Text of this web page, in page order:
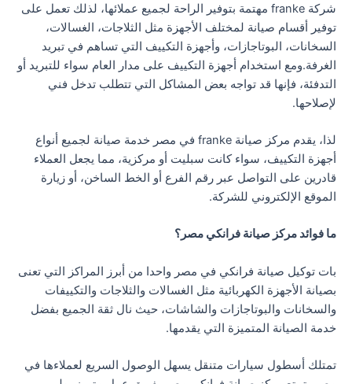
شركة franke مهتمة بتوفير الراحة لجميع عملائها، لذلك تعمل على
توفير أقسام صيانة لمختلف الأجهزة مثل الثلاجات، الغسالات،
السخانات، البوتاجازات، وأجهزة التكييف التي تساهم في تبريد
الغرفة.ومع استخدام أجهزة التكييف على مدار العام سواء للتبريد أو
التدفئة، فإنها قد تواجه بعض المشاكل التي تتطلب تدخل فني
لإصلاحها.
لذا، يقدم مركز صيانة franke في مصر خدمة صيانة لجميع أنواع
أجهزة التكييف، سواء كانت سبليت أو مركزية، مما يجعل العملاء
قادرين على التواصل عبر رقم الفرع أو الخط الساخن، أو زيارة
الموقع الإلكتروني للشركة.
ما فوائد مركز صيانة فرانكي مصر؟
بات توكيل صيانة فرانكي في مصر واحدا من أبرز المراكز التي تعنى
بصيانة الأجهزة الكهربائية مثل الغسالات والثلاجات والتكييفات
والسخانات والبوتاجازات والشاشات، حيث نال ثقة الجميع بفضل
خدمة الصيانة المتميزة التي يقدمها.
تمتلك أسطول سيارات متنقل يسهل الوصول السريع لعملاءها في